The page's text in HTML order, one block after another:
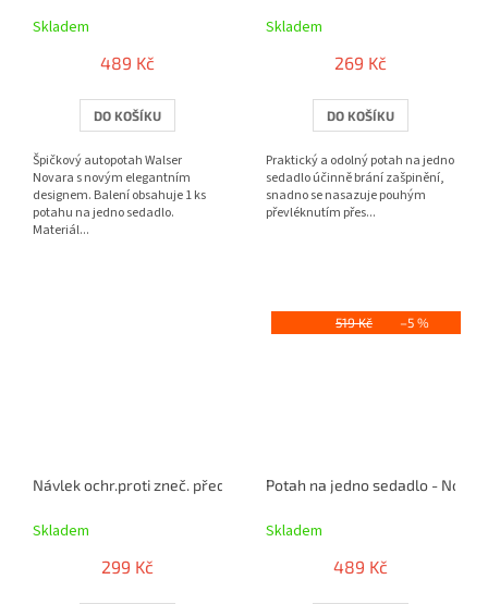
Skladem
489 Kč
DO KOŠÍKU
Špičkový autopotah Walser
Novara s novým elegantním
designem. Balení obsahuje 1 ks
potahu na jedno sedadlo.
Materiál...
Skladem
269 Kč
DO KOŠÍKU
Praktický a odolný potah na jedno
sedadlo účinně brání zašpinění,
snadno se nasazuje pouhým
převléknutím přes...
Návlek ochr.proti zneč. přední Outdoor Sports černý
Skladem
299 Kč
519 Kč –5 %
Potah na jedno sedadlo -
Skladem
489 Kč